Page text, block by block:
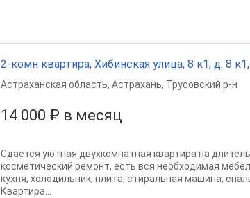
2-комн квартира, Хибинская улица, 8 к1, д. 8
14 000 ₽ в месяц
Астраханская область, Астрахань, Трусовский р-н
Сдается уютная двухкомнатная квартира на
косметический ремонт, есть вся необходимая
кухня, холодильник, плита, стиральная машина,
Квартира...